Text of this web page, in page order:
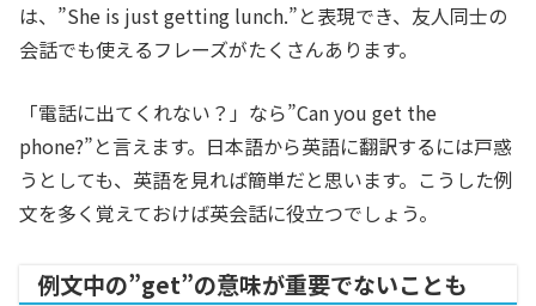
は、”She is just getting lunch.”と表現でき、友人同士の
会話でも使えるフレーズがたくさんあります。
「電話に出てくれない？」なら”Can you get the
phone?”と言えます。日本語から英語に翻訳するには戸惑
うとしても、英語を見れば簡単だと思います。こうした例
文を多く覚えておけば英会話に役立つでしょう。
例文中の”get”の意味が重要でないことも